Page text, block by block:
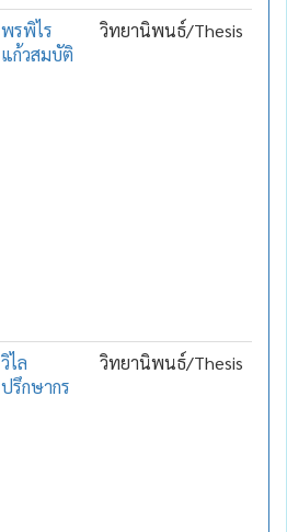
พรพิไร
แก้วสมบัติ
วิทยานิพนธ์/Thesis
วิไล
ปรึกษากร
วิทยานิพนธ์/Thesis